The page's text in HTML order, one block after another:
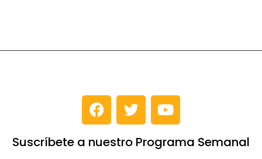
Suscríbete a nuestro Programa Semanal